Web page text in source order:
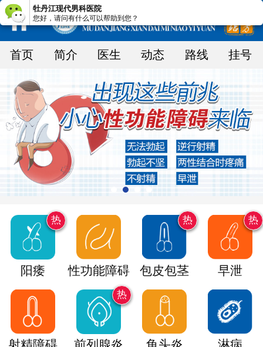
首页 简介 医生 动态 路线 挂号
热
阳痿 性功能障碍
热
包皮包茎
热
早泄
热
牡丹江现代男科医院
您好，请问有什么可以帮助到您？